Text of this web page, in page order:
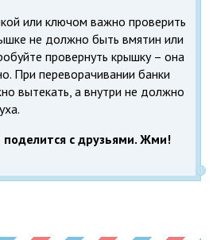
или ключом важно проверить
не должно быть вмятин или
провернуть крышку – она
При переворачивании банки
вытекать, а внутри не должно
поделится с друзьями. Жми!